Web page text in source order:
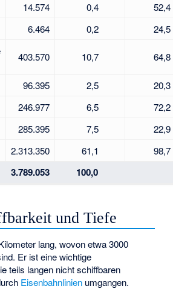
14.574 0,4
52,4
6.464 0,2
24,5
403.570 10,7 64,8
96.395 2,5
20,3
246.977 6,5
72,2
285.395 7,5
22,9
2.313.350 61,1 98,7
3.789.053 100,0
und Tiefe
lang, wovon etwa 3000
Er ist eine wichtige
teils langen nicht schiffbaren
Eisenbahnlinien umgangen.